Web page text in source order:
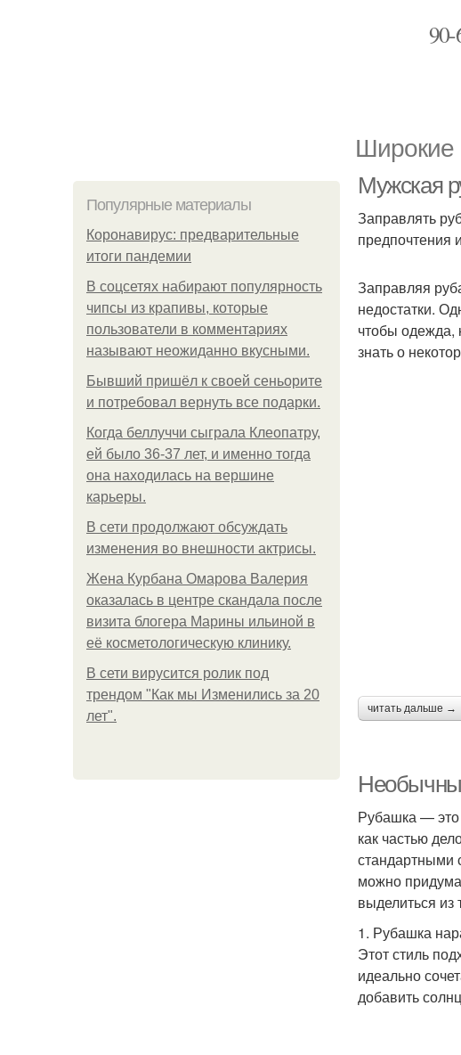
Широкие
Популярные материалы
Коронавирус: предварительные
итоги пандемии
В соцсетях набирают популярность
чипсы из крапивы, которые
пользователи в комментариях
называют неожиданно вкусными.
Бывший пришёл к своей сеньорите
и потребовал вернуть все подарки.
Когда беллуччи сыграла Клеопатру,
ей было 36-37 лет, и именно тогда
она находилась на вершине
карьеры.
В сети продолжают обсуждать
изменения во внешности актрисы.
Жена Курбана Омарова Валерия
оказалась в центре скандала после
визита блогера Марины ильиной в
её косметологическую клинику.
В сети вирусится ролик под
трендом "Как мы Изменились за 20
лет".
Мужская
Заправлять
предпочтения
Заправляя
недостатки.
чтобы одежда,
знать о
читать дальше →
Рубашка — это
как частью
стандартными
можно
выделиться
1. Рубашка
Этот стиль
идеально
добавить